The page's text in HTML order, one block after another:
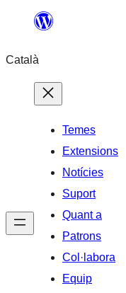
contingut
Català
Temes
Extensions
Notícies
Suport
Quant a
Patrons
Col·labora
Equip